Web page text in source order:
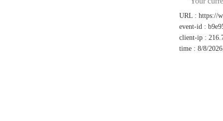
URL : https://
event-id :
client-ip :
time : 8/8/